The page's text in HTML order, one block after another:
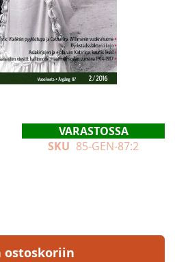
VARASTOSSA
SKU 85-GEN-87:2
ostoskoriin